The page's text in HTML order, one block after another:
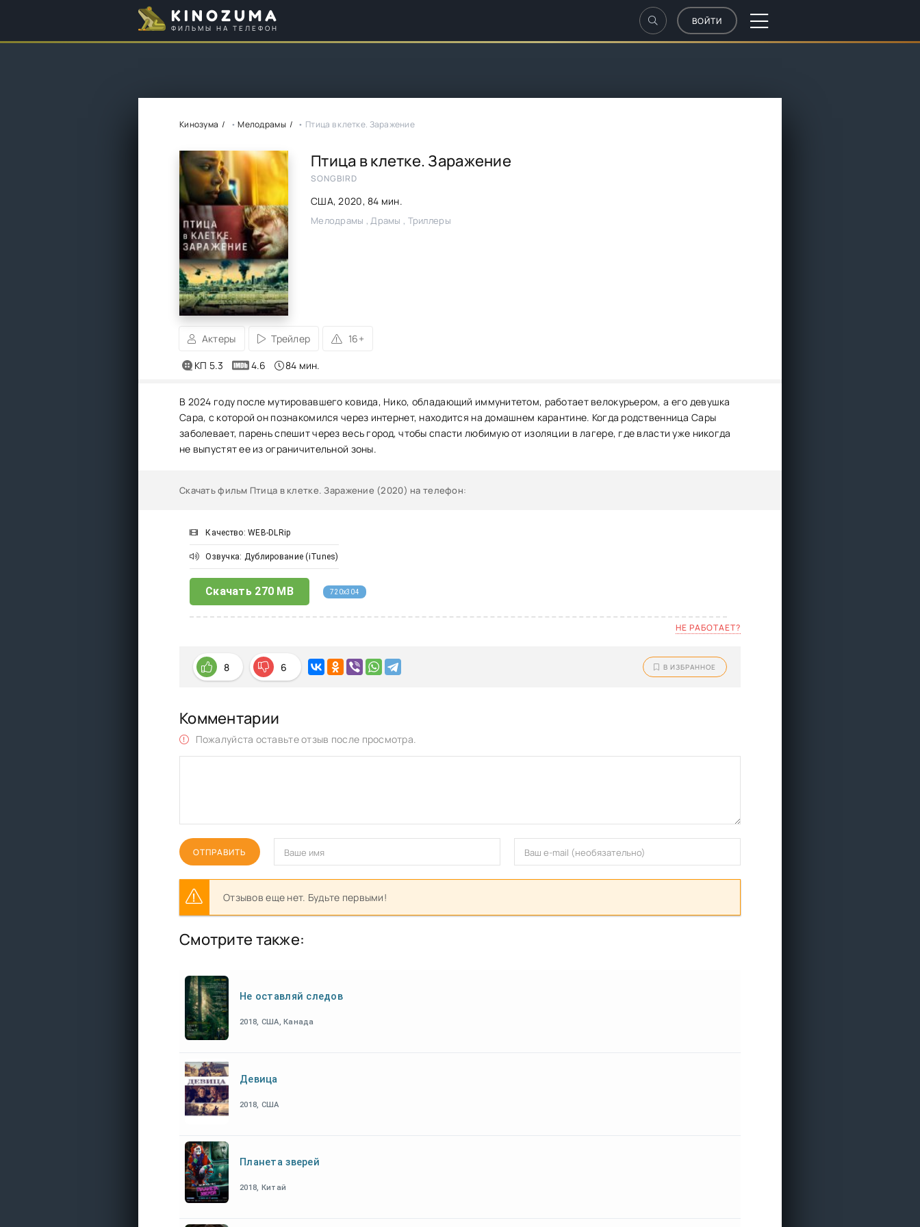
KINOZUMA
ФИЛЬМЫ НА ТЕЛЕФОН
ВОЙТИ
Кинозума •Мелодрамы • Птица в клетке. Заражение
Птица в клетке. Заражение
SONGBIRD
США,2020, 84 мин.
Мелодрамы , Драмы , Триллеры
Актеры Трейлер 16+
КП 5.3 4.6 84 мин.
В 2024 году после мутировавшего ковида, Нико, обладающий иммунитетом, работает велокурьером, а его девушка
Сара, с которой он познакомился через интернет, находится на домашнем карантине. Когда родственница Сары
заболевает, парень спешит через весь город, чтобы спасти любимую от изоляции в лагере, где власти уже никогда
не выпустят ее из ограничительной зоны.
Скачать фильм Птица в клетке. Заражение (2020) на телефон:
Качество: WEB-DLRip
Озвучка: Дублирование (iTunes)
Скачать 270 MB 720x304
НЕ РАБОТАЕТ?
8 6 В ИЗБРАННОЕ
Комментарии
Пожалуйста оставьте отзыв после просмотра.
ОТПРАВИТЬ
Отзывов еще нет. Будьте первыми!
Смотрите также:
Не оставляй следов
2018, США, Канада
Девица
2018, США
Планета зверей
2018, Китай